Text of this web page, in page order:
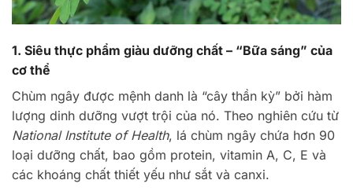
1. Siêu thực phẩm giàu dưỡng chất – “Bữa sáng” của
cơ thể
Chùm ngây được mệnh danh là “cây thần kỳ” bởi hàm
lượng dinh dưỡng vượt trội của nó. Theo nghiên cứu từ
National Institute of Health, lá chùm ngây chứa hơn 90
loại dưỡng chất, bao gồm protein, vitamin A, C, E và
các khoáng chất thiết yếu như sắt và canxi.